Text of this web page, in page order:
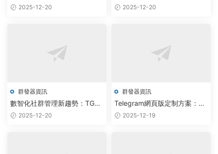
AI驅動TG協議機器人實現自動
2025-12-20
智能群發器破解批量采集難題
2025-12-20
群發器資訊
數智化社群管理新趨勢：TG網
頁版報價革新，智能加群機器
2025-12-20
群發器資訊
Telegram網頁版定制方案：雲
原生智能調度系統助力企業通
2025-12-19